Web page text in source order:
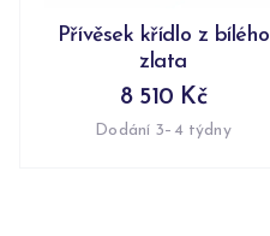
Přívěsek křídlo z bílého
zlata
8 510 Kč
Dodání 3–4 týdny